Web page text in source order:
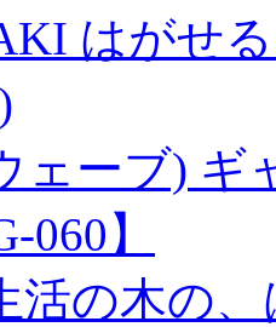
はがせ
ェーブ) ギ
060】
活の木の